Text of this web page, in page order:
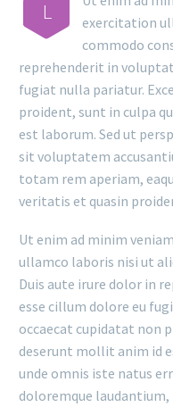
L
exercitation
commodo
reprehenderit in
fugiat nulla pariatur.
proident, sunt in culpa
est laborum. Sed ut
sit voluptatem
totam rem aperiam,
veritatis et quasin
Ut enim ad minim
ullamco laboris nisi ut
Duis aute irure dolor in
esse cillum dolore eu
occaecat cupidatat non
deserunt mollit anim id
unde omnis iste natus
doloremque